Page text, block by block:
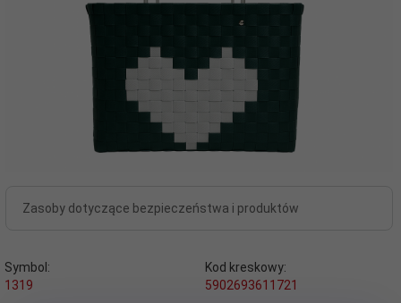
Zasoby dotyczące bezpieczeństwa i produktów
Symbol:
1319
Kod kreskowy:
5902693611721